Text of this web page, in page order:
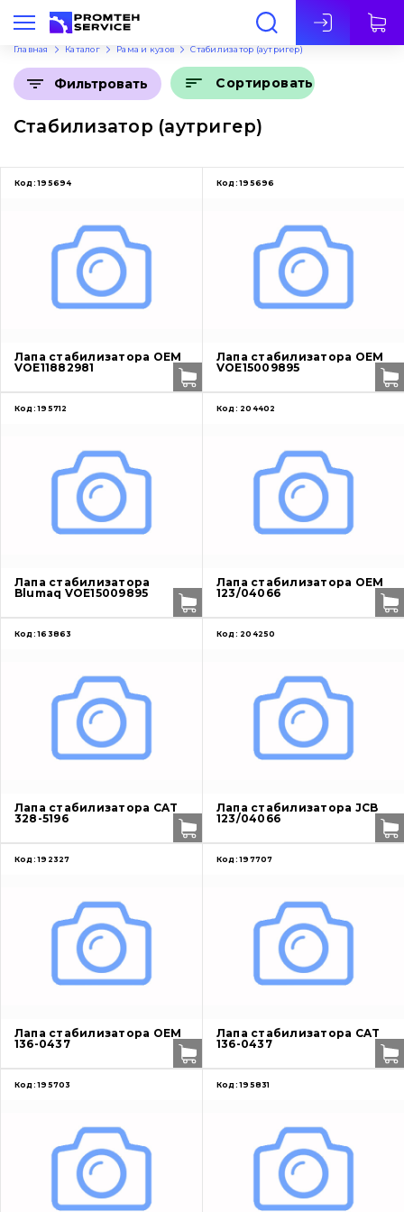
Рус
Контакты
Главная Каталог Рама и кузов Стабилизатор (аутригер)
Стабилизатор (аутригер)
Фильтровать Сортировать
Код: 195694
Лапа стабилизатора OEM
VOE11882981
Код: 195696
Лапа стабилизатора OEM
VOE15009895
Код: 195712
Лапа стабилизатора
Blumaq VOE15009895
Код: 204402
Лапа стабилизатора OEM
123/04066
Код: 163863
Лапа стабилизатора CAT
328-5196
Код: 204250
Лапа стабилизатора JCB
123/04066
Код: 192327
Лапа стабилизатора OEM
136-0437
Код: 197707
Лапа стабилизатора CAT
136-0437
Код: 195703 Код: 195831